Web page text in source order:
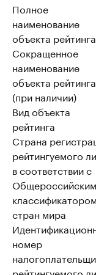
Полное
наименование
объекта рейтинга
Сокращенное
наименование
объекта рейтинга
(при наличии)
Вид объекта
рейтинга
Страна
рейтингуемого
в соответствии с
Общероссийским
классификатором
стран мира
номер